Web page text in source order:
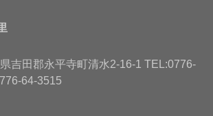
吉田郡永平寺町清水2-16-1 TEL:0776-
64-3515